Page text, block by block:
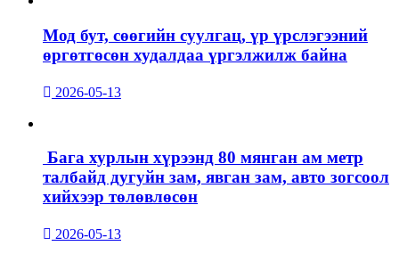
Мод бут, сөөгийн суулгац, үр үрслэгээний
өргөтгөсөн худалдаа үргэлжилж байна
2026-05-13
Бага хурлын хүрээнд 80 мянган ам метр
талбайд дугуйн зам, явган зам, авто зогсоол
хийхээр төлөвлөсөн
2026-05-13